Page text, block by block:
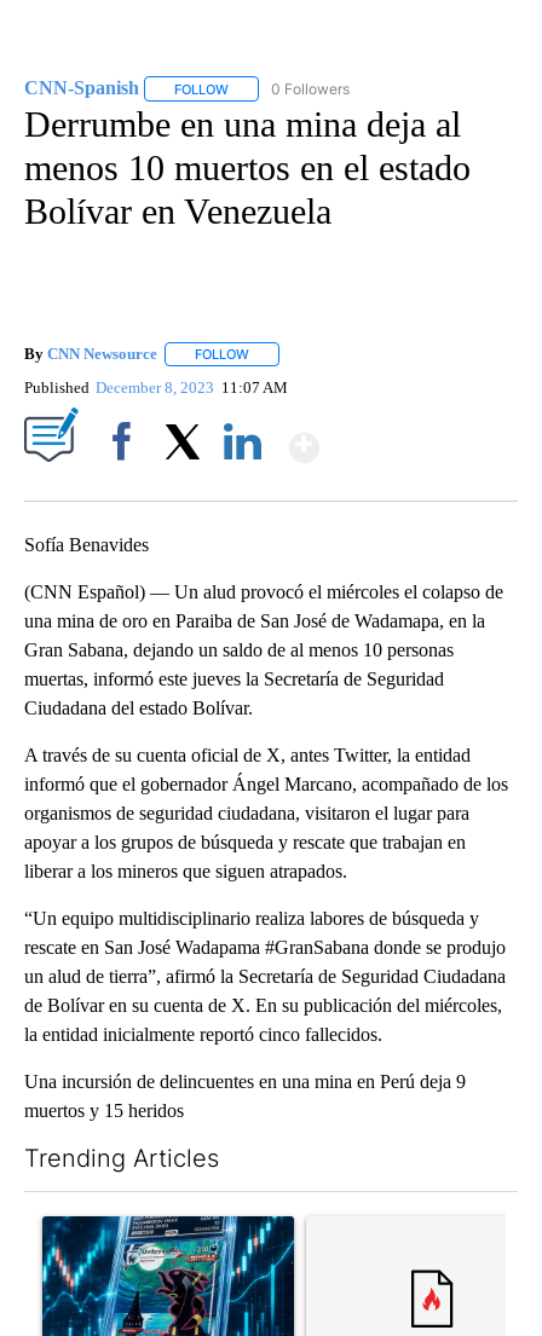
CNN-Spanish FOLLOW FOLLOW "CNN-SPANISH" TO RECEIVE
0 Followers
Derrumbe en una mina deja al
menos 10 muertos en el estado
Bolívar en Venezuela
By CNN Newsource FOLLOW
Published December 8, 2023 11:07 AM
Sofía Benavides
(CNN Español) — Un alud provocó el miércoles el colapso de
una mina de oro en Paraiba de San José de Wadamapa, en la
Gran Sabana, dejando un saldo de al menos 10 personas
muertas, informó este jueves la Secretaría de Seguridad
Ciudadana del estado Bolívar.
A través de su cuenta oficial de X, antes Twitter, la entidad
informó que el gobernador Ángel Marcano, acompañado de los
organismos de seguridad ciudadana, visitaron el lugar para
apoyar a los grupos de búsqueda y rescate que trabajan en
liberar a los mineros que siguen atrapados.
“Un equipo multidisciplinario realiza labores de búsqueda y
rescate en San José Wadapama #GranSabana donde se produjo
un alud de tierra”, afirmó la Secretaría de Seguridad Ciudadana
de Bolívar en su cuenta de X. En su publicación del miércoles,
la entidad inicialmente reportó cinco fallecidos.
Una incursión de delincuentes en una mina en Perú deja 9
muertos y 15 heridos
Trending Articles
A trending article titled "The $10K experiment: Comparing